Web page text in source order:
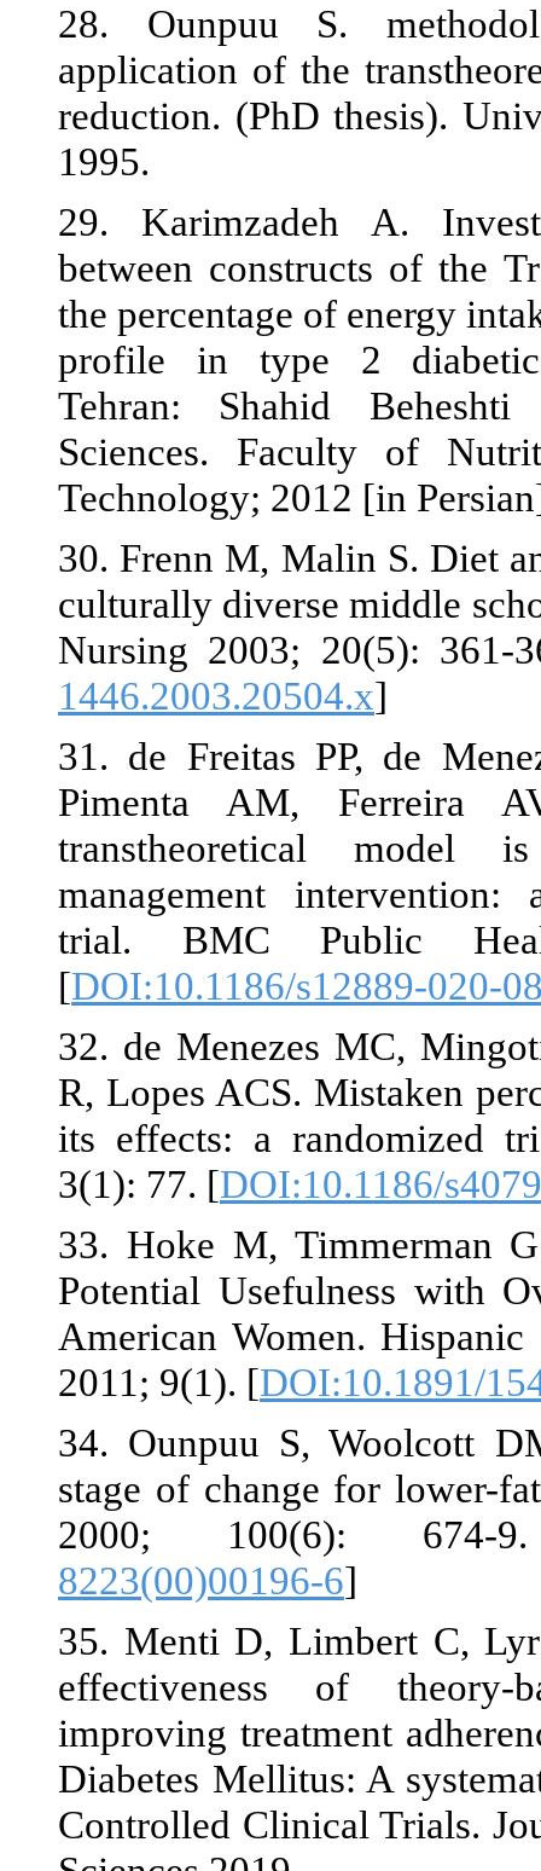
28.
application
reduction.
29.
between
the
profile in
Tehran:
Sciences.
Technology;
30. Frenn M,
culturally
31. de
Pimenta
trial.
[
32. de
R, Lopes
its effects: a
3(1): 77.‏ [
33. Hoke M,
Potential
American
2011; 9(1). [
34. Ounpuu
stage of
2000;
35. Menti D,
improving
Diabetes
Controlled Clinical Trials.‏